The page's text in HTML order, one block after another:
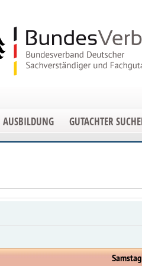
AUSBILDUNG GUTACHTER